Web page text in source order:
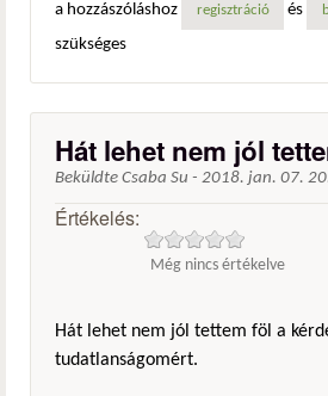
a hozzászóláshoz
regisztráció és
szükséges
Hát lehet nem jól
Beküldte Csaba Su - 2018. jan. 07.
Értékelés:
Még nincs értékelve
Hát lehet nem jól tettem föl a
tudatlanságomért.